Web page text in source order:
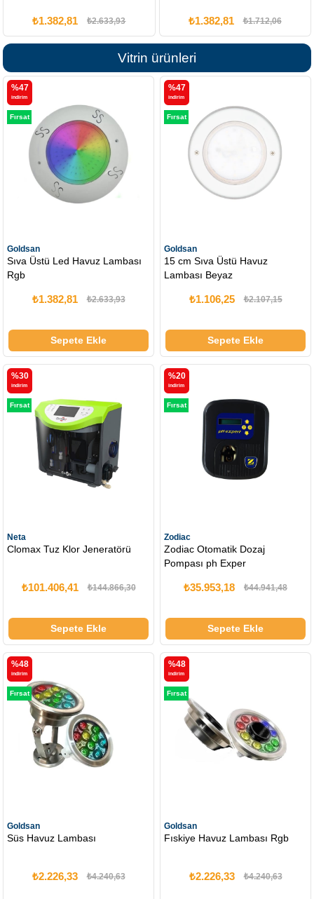
₺1.382,81 ₺2.633,93 ₺1.382,81 ₺1.712,06
Vitrin ürünleri
Goldsan
Sıva Üstü Led Havuz Lambası
Rgb
₺1.382,81 ₺2.633,93
Sepete Ekle
%47
i̇ndirim
Fırsat
Goldsan
15 cm Sıva Üstü Havuz
Lambası Beyaz
₺1.106,25 ₺2.107,15
Sepete Ekle
%47
i̇ndirim
Fırsat
Neta
Clomax Tuz Klor Jeneratörü
₺101.406,41 ₺144.866,30
Sepete Ekle
%30
i̇ndirim
Fırsat
Zodiac
Zodiac Otomatik Dozaj
Pompası ph Exper
₺35.953,18 ₺44.941,48
Sepete Ekle
%20
i̇ndirim
Fırsat
Goldsan
Süs Havuz Lambası
₺2.226,33 ₺4.240,63
%48
i̇ndirim
Fırsat
Ürünü
Goldsan
Fıskiye Havuz Lambası Rgb
₺2.226,33 ₺4.240,63
%48
i̇ndirim
Fırsat